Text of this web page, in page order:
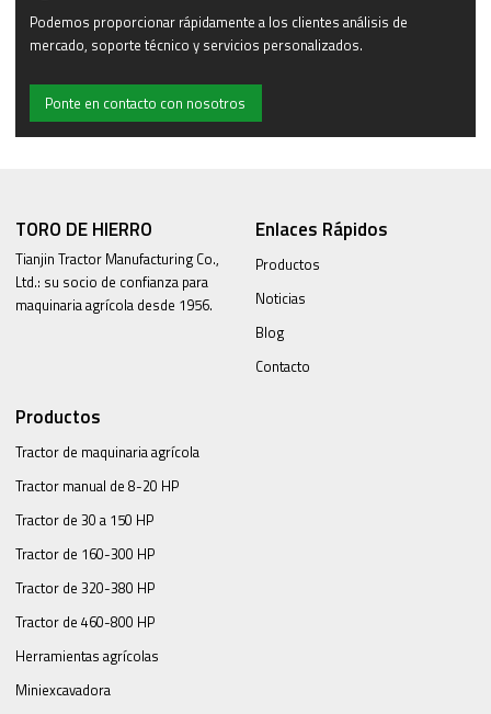
Podemos proporcionar rápidamente a los clientes análisis de
mercado, soporte técnico y servicios personalizados.
Ponte en contacto con nosotros
TORO DE HIERRO
Tianjin Tractor Manufacturing Co.,
Ltd.: su socio de confianza para
maquinaria agrícola desde 1956.
Enlaces Rápidos
Productos
Noticias
Blog
Contacto
Productos
Tractor de maquinaria agrícola
Tractor manual de 8-20 HP
Tractor de 30 a 150 HP
Tractor de 160-300 HP
Tractor de 320-380 HP
Tractor de 460-800 HP
Herramientas agrícolas
Miniexcavadora